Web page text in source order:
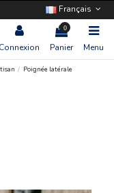
Français
Connexion
0
Panier Menu
Poignée latérale